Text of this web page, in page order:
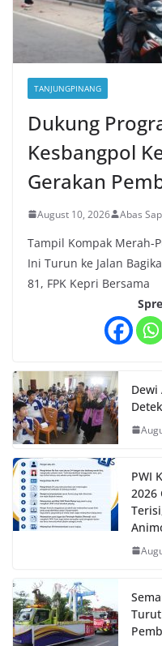
TANJUNGPINANG
Dukung
Kesbangpol
Gerakan
August 10, 2026 Abas
Tampil Kompak Merah-
Ini Turun ke Jalan
81, FPK Kepri Bersama
Dewi
PWI
2026